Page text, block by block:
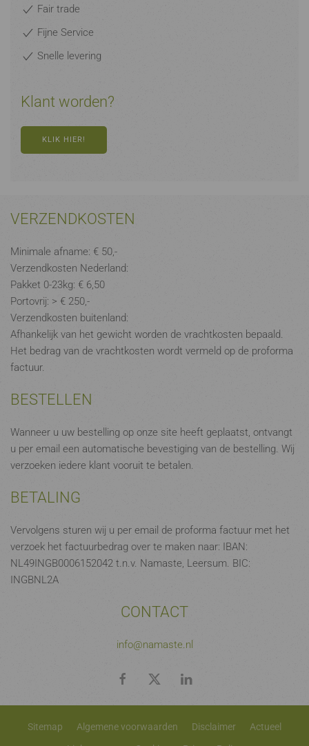
Fair trade
Fijne Service
Snelle levering
Klant worden?
KLIK HIER!
VERZENDKOSTEN
Minimale afname: € 50,-
Verzendkosten Nederland:
Pakket 0-23kg: € 6,50
Portovrij: > € 250,-
Verzendkosten buitenland:
Afhankelijk van het gewicht worden de vrachtkosten bepaald.
Het bedrag van de vrachtkosten wordt vermeld op de proforma
factuur.
BESTELLEN
Wanneer u uw bestelling op onze site heeft geplaatst, ontvangt
u per email een automatische bevestiging van de bestelling. Wij
verzoeken iedere klant vooruit te betalen.
BETALING
Vervolgens sturen wij u per email de proforma factuur met het
verzoek het factuurbedrag over te maken naar: IBAN:
NL49INGB0006152042 t.n.v. Namaste, Leersum. BIC:
INGBNL2A
CONTACT
info@namaste.nl
Sitemap Algemene voorwaarden Disclaimer
Actueel